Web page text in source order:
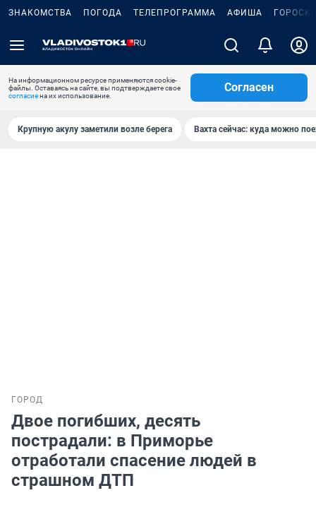
ЗНАКОМСТВА ПОГОДА ТЕЛЕПРОГРАММА АФИША
На информационном ресурсе применяются cookie-
файлы. Оставаясь на сайте, вы подтверждаете свое
согласиена их использование.
Согласен
Крупную акулу заметили возле берега Вахта сейчас: куда можно
ГОРОД
Двое погибших, десять
пострадали: в Приморье
отработали спасение людей в
страшном ДТП